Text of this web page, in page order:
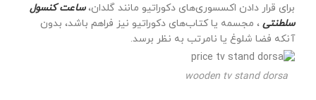
برای قرار دادن اکسسوری‌های دکوراتیو مانند گلدان،ساعت کنسول
سلطنتی ، مجسمه یا کتاب‌های دکوراتیو نیز فراهم باشد، بدون
آنکه فضا شلوغ یا نامرتب به نظر برسد.
wooden tv stand dorsa